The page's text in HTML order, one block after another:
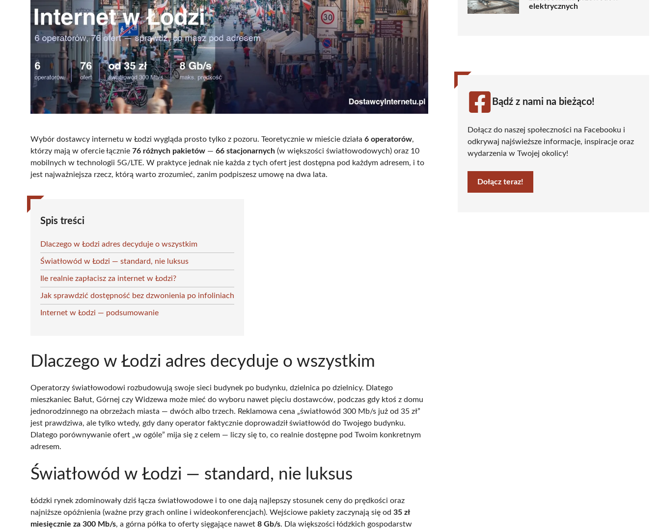
Wybór dostawcy internetu w Łodzi wygląda prosto tylko z pozoru. Teoretycznie w mieście działa 6 operatorów,
którzy mają w ofercie łącznie 76 różnych pakietów — 66 stacjonarnych (w większości światłowodowych) oraz 10
mobilnych w technologii 5G/LTE. W praktyce jednak nie każda z tych ofert jest dostępna pod każdym adresem, i to
jest najważniejsza rzecz, którą warto zrozumieć, zanim podpiszesz umowę na dwa lata.
Spis treści
Dlaczego w Łodzi adres decyduje o wszystkim
Światłowód w Łodzi — standard, nie luksus
Ile realnie zapłacisz za internet w Łodzi?
Jak sprawdzić dostępność bez dzwonienia po infoliniach
Internet w Łodzi — podsumowanie
Dlaczego w Łodzi adres decyduje o wszystkim
Operatorzy światłowodowi rozbudowują swoje sieci budynek po budynku, dzielnica po dzielnicy. Dlatego
mieszkaniec Bałut, Górnej czy Widzewa może mieć do wyboru nawet pięciu dostawców, podczas gdy ktoś z domu
jednorodzinnego na obrzeżach miasta — dwóch albo trzech. Reklamowa cena „światłowód 300 Mb/s już od 35 zł”
jest prawdziwa, ale tylko wtedy, gdy dany operator faktycznie doprowadził światłowód do Twojego budynku.
Dlatego porównywanie ofert „w ogóle” mija się z celem — liczy się to, co realnie dostępne pod Twoim konkretnym
adresem.
Światłowód w Łodzi — standard, nie luksus
Łódzki rynek zdominowały dziś łącza światłowodowe i to one dają najlepszy stosunek ceny do prędkości oraz
najniższe opóźnienia (ważne przy grach online i wideokonferencjach). Wejściowe pakiety zaczynają się od 35 zł
miesięcznie za 300 Mb/s, a górna półka to oferty sięgające nawet 8 Gb/s. Dla większości łódzkich gospodarstw
elektrycznych
Bądź z nami na bieżąco!
Dołącz do naszej społeczności na Facebooku i
odkrywaj najświeższe informacje, inspiracje oraz
wydarzenia w Twojej okolicy!
Dołącz teraz!